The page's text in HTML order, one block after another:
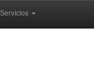
Servicios